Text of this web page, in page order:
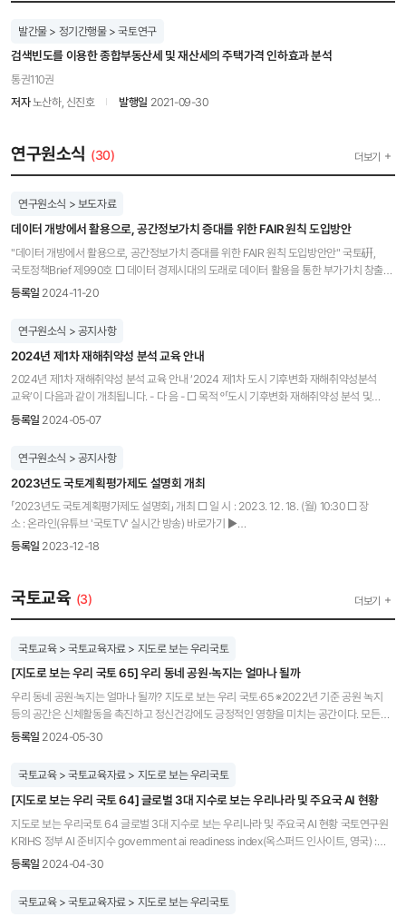
발간물 > 정기간행물 > 국토연구
검색빈도를 이용한 종합부동산세 및 재산세의 주택가격 인하효과 분석
통권110권
저자노산하, 신진호 발행일 2021-09-30
연구원소식 (30) 더보기
연구원소식 > 보도자료
데이터 개방에서 활용으로, 공간정보가치 증대를 위한 FAIR 원칙 도입방안
"데이터 개방에서 활용으로, 공간정보가치 증대를 위한 FAIR 원칙 도입방안안" 국토硏,
국토정책Brief 제990호 □ 데이터 경제시대의 도래로 데이터 활용을 통한 부가가치 창출을
위하여 필요한 데이터를 쉽게 찾고, 다운로드받고, 재가공할 수 있는 ‘FAIR 원칙’이 확산 ◦
프레임워크 □ 국토연구원(원장 심교언) 공간정보정책연구센첱 성혜정 부연구위원과
연구진은 국토정책 Brief 제990호“데이터 개방에서 활용으로, 공간정보가치 증대를 위한
FAIR 원칙 도입방안”를 통해 공간데이터 FAIR에 대한 개념 합의를 도출하고 시범평가를
통해 공간데이터 FAIR 수준 제고를 위한 과제를 도출했다. □ 본 연구를 통해 도출된 과제는
측면에서, 수요자가 원하는 공간데이터를 수요자가 필요한 방식으로 제공하도록 FAIR
진단도구의 지속적인 개선과 함께 공간데이터 제공 담당자와 유통플랫폼 관리 담당자들이
업무에 활용하기 위한 지침 등 마련 필요 ◦ (공간데이터 FAIR 제고를 위한 개선과제) ①
사용자 위주의 메타데이터 항목정비, ② 메타데이터 관리와 적용 규정 준수를 위한 제도적
정비, ③ 보안자료에 대한 검색성 및 접근성에 대한 기준 마련, ④ 표준관리·품질관리와
연계한 FAIR 관리체계 마련, ⑤ 용어집 작성 및 검색엔진 최적화 지원, ⑥ FAIR 적용
우수사례 발굴과 사례집 제작 및 담당자 교육 ◦ (국가데이터 정책과 FAIR 평가결과의 연계)
등록일 2024-11-20
연구원소식 > 공지사항
2024년 제1차 재해취약성 분석 교육 안내
2024년 제1차 재해취약성 분석 교육 안내 ‘2024 제1차 도시 기후변화 재해취약성분석
교육’이 다음과 같이 개최됩니다. - 다 음 - □ 목적 ᵒ「도시 기후변화 재해취약성 분석 및
활용에 관한 지침」에 근거하여 관련 공무원 및 기술인을 대상으로 제도 및 지침 설명,
2024. 5. 14. - 2024. 5. 24.) ᵒ URL주소 : https://www.edwith.org/ - 사전신청 접수 시
해당 사이트에 회원가입 한 이메일 주소 송부 요망 □ 참가대상 ᵒ 재해취약성분석 관련 담당
공무원 및 실무자 □ 교육프로그램 ᵒ 동영상 강의(총 7강) 청취 - 1강: 재해취약성 분석 관련
법·제도 및 지침 - 2강: 재해취약성 분석 개념 및 분석과정 주의사항 - 3강: 재해취약성 분석
프로세싱 - 6강: 도시방재 제도 개선에 따른 방재계획 자문 - 7강: 도시 기후변화
건너뛰기, 빠른재생 등 불완전 시청 시 교육 불인정 됨에 주의 ᵒ 교육 기간 내 100% 수료 시
수료 인정 처리되며 5월 중 교육 수료인증서를 공문으로 발송 예정 □ 수강신청 ᵒ 이메일을
사전접수 기간: 2024. 5. 7.(화) - 2024. 5. 10.(금) (4일 간) - 이메일 양식 항목 내용 이메일
제목 2024년 제1차 재해취약성 분석 교육 사전신청 이메일 내용 1) edwith 가입 이메일
주소, 2) 소속, 3) 직급, 4) 성함 ※ 별도의 수강신청 및 검색은 불필요하며, 사전 신청 시
접수된 이메일로 교육 승인예정(5월 13일(월) 교육 승인여부 확인 가능) ※ 만약 사전접수
책임: 국토연구원 한우석 연구위원(044-960-0282) ᵒ edwith 이용 및 수료 관련:
등록일 2024-05-07
연구원소식 > 공지사항
2023년도 국토계획평가제도 설명회 개최
「2023년도 국토계획평가제도 설명회」 개최 □ 일 시 : 2023. 12. 18. (월) 10:30 □ 장
소 : 온라인(유튜브 '국토TV' 실시간 방송) 바로가기 ▶
https://youtube.com/live/Dl6NwF_uif4 □ 의견수렴 방법 - 국토계획평가 만족도 조사
12. 18.(월) 10:30 장소: 온라인(유튜브 '국토TV' 실시간 방송) 모시는 글 국토교통부와
국토연구원 국토계획평가센터는 국토계획평가제도 설명, 국토계획 수립사례 소개, 제도
개최하고자 합니다. 부디 금번 온라인 설명회에 참석하시어 유익한 정보를 얻는 뜻깊은
: 김명한 전문연구원 프로그램 목록 - 시간, 내용 시간 내용 10:30 10:35 개회 및 안내말
사회자 10:35~ 11:05 국토계획평가제도 설명 홍사흠 국토연구원 연구위원 11:05 11:10 폐회
사회자 유튜브 방송 접속 및 의견수렴 방법 웹 또는 모바일웹으로 유튜브(YouTube) 접속 후
'국토TV' 검색 국토계획평가 만족도 조사 및 수요조사 : 설명회 당일 온라인 설문조사 예정
국토연구원
등록일 2023-12-18
국토교육 (3) 더보기
국토교육 > 국토교육자료 > 지도로 보는 우리국토
[지도로 보는 우리 국토 65] 우리 동네 공원·녹지는 얼마나 될까
우리 동네 공원·녹지는 얼마나 될까? 지도로 보는 우리 국토·65 ※2022년 기준 공원 녹지
등의 공간은 신체활동을 촉진하고 정신건강에도 긍정적인 영향을 미치는 공간이다. 모든
계층의 사람들이 도시의 자원과 기회를 공평하게 이용할 수 있는 기회를 제공하므로
공원과 녹지 공간은 취약계층의 삶의 질 향상에도 기여할 수 있다. 도시공원에 포함된
자연경관과 공원시설(운동·휴게시설 등)이 제공하는 공원 서비스 역시 도시민의 삶의 질을
결정하는 중요한 요소이다. 2022년 1인당 도시공원 면적은 12.3㎡로 매년 꾸준히
증가추세를 보여주고 있다. 광역지자체 중 1인당 도시공원 면적은 세종이 약 63.3㎡로 가장
크고, 서울이 약 4.7㎡으로 가장 작았다. 지역별 공원·녹지 비율 전국지도 (단위 : %) 서울 -
10~15%, 인천 및 서울 주변 경기지역 1~5%, 세종 - 5~10%, 광주 5~10%, 부산 5~10% 등
(단위 : ㎡) 서울 12.3㎡, 세종 63.3㎡로 대체로 수도권은 연한녹색(11.6~23.8, 11.6이하)
등록일 2024-05-30
국토교육 > 국토교육자료 > 지도로 보는 우리국토
[지도로 보는 우리 국토 64] 글로벌 3대 지수로 보는 우리나라 및 주요국 AI 현황
지도로 보는 우리국토 64 글로벌 3대 지수로 보는 우리나라 및 주요국 AI 현황 국토연구원
KRIHS 정부 AI 준비지수 government ai readiness index(옥스퍼드 인사이트, 영국) :
공공서비스 제공 측면에서 각국의 AI를 활용준비정도평가, 정부정책 거버넌스 기술 성숙도
미디어,영국) : 각국의 AI역량을 평가하고, 분야별 트렌드를 분석하여 AI로 인한 사회 변화에
등록일 2024-04-30
국토교육 > 국토교육자료 > 지도로 보는 우리국토